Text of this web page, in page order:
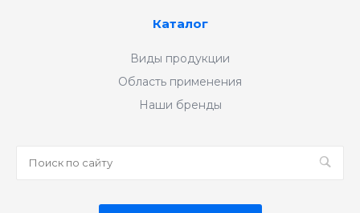
Каталог
Виды продукции
Область применения
Наши бренды